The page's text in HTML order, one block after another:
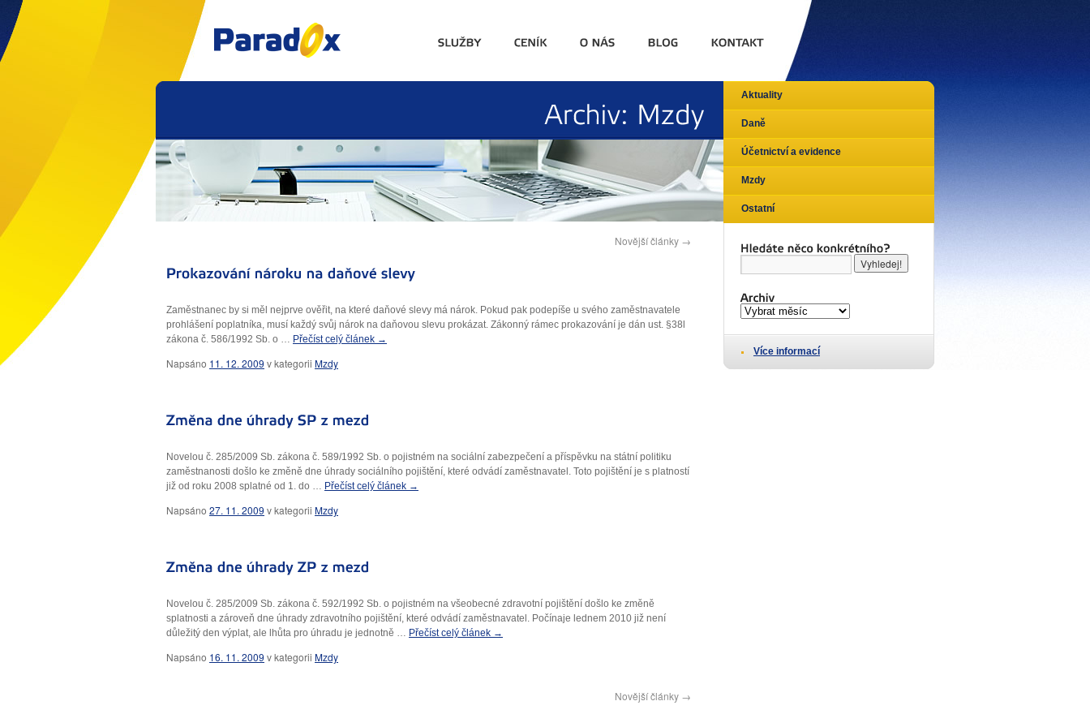
Novější články →
Zaměstnanec by si měl nejprve ověřit, na které daňové slevy má nárok. Pokud pak podepíše u svého zaměstnavatele
prohlášení poplatníka, musí každý svůj nárok na daňovou slevu prokázat. Zákonný rámec prokazování je dán ust. §38l
zákona č. 586/1992 Sb. o … Přečíst celý článek →
Napsáno 11. 12. 2009 vkategorii Mzdy
Novelou č. 285/2009 Sb. zákona č. 589/1992 Sb. o pojistném na sociální zabezpečení a příspěvku na státní politiku
zaměstnanosti došlo ke změně dne úhrady sociálního pojištění, které odvádí zaměstnavatel. Toto pojištění je s platností
již od roku 2008 splatné od 1. do … Přečíst celý článek →
Napsáno 27. 11. 2009 vkategorii Mzdy
Novelou č. 285/2009 Sb. zákona č. 592/1992 Sb. o pojistném na všeobecné zdravotní pojištění došlo ke změně
splatnosti a zároveň dne úhrady zdravotního pojištění, které odvádí zaměstnavatel. Počínaje lednem 2010 již není
důležitý den výplat, ale lhůta pro úhradu je jednotně … Přečíst celý článek →
Napsáno 16. 11. 2009 vkategorii Mzdy
Novější články →
Aktuality
Daně
Účetnictví a evidence
Mzdy
Ostatní
Více informací